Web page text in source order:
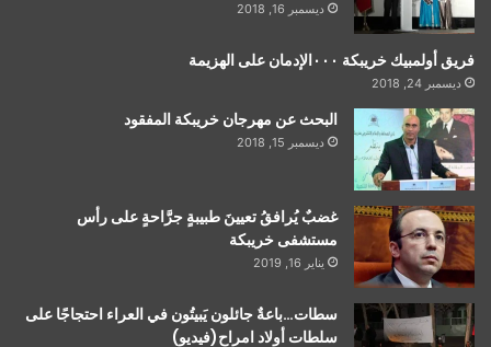
ديسمبر 16, 2018
فريق أولمبيك خريبكة ٠٠٠الإدمان على الهزيمة
ديسمبر 24, 2018
البحث عن مهرجان خريبكة المفقود
ديسمبر 15, 2018
غضبٌ يُرافقُ تعيينَ طبيبةٍ جرَّاحةٍ على رأس
مستشفى خريبكة
يناير 16, 2019
سطات…باعةٌ جائلون يَبيتُون في العراء احتجاجًا على
سلطات أولاد امراح(فيديو)